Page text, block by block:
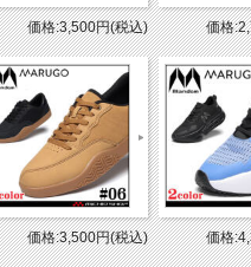
価格:3,500円(税込) 価格
価格:3,500円(税込) 価格